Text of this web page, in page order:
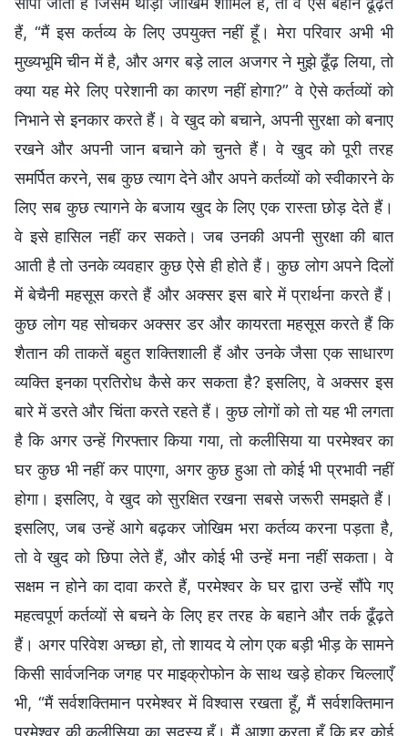
हैं, “मैं इस कर्तव्य के लिए उपयुक्त नहीं हूँ। मेरा परिवार अभी भी
मुख्यभूमि चीन में है, और अगर बड़े लाल अजगर ने मुझे ढूँढ़ लिया, तो
क्या यह मेरे लिए परेशानी का कारण नहीं होगा?” वे ऐसे कर्तव्यों को
निभाने से इनकार करते हैं। वे खुद को बचाने, अपनी सुरक्षा को बनाए
रखने और अपनी जान बचाने को चुनते हैं। वे खुद को पूरी तरह
समर्पित करने, सब कुछ त्याग देने और अपने कर्तव्यों को स्वीकारने के
लिए सब कुछ त्यागने के बजाय खुद के लिए एक रास्ता छोड़ देते हैं।
वे इसे हासिल नहीं कर सकते। जब उनकी अपनी सुरक्षा की बात
आती है तो उनके व्यवहार कुछ ऐसे ही होते हैं। कुछ लोग अपने दिलों
में बेचैनी महसूस करते हैं और अक्सर इस बारे में प्रार्थना करते हैं।
कुछ लोग यह सोचकर अक्सर डर और कायरता महसूस करते हैं कि
शैतान की ताकतें बहुत शक्तिशाली हैं और उनके जैसा एक साधारण
व्यक्ति इनका प्रतिरोध कैसे कर सकता है? इसलिए, वे अक्सर इस
बारे में डरते और चिंता करते रहते हैं। कुछ लोगों को तो यह भी लगता
है कि अगर उन्हें गिरफ्तार किया गया, तो कलीसिया या परमेश्वर का
घर कुछ भी नहीं कर पाएगा, अगर कुछ हुआ तो कोई भी प्रभावी नहीं
होगा। इसलिए, वे खुद को सुरक्षित रखना सबसे जरूरी समझते हैं।
इसलिए, जब उन्हें आगे बढ़कर जोखिम भरा कर्तव्य करना पड़ता है,
तो वे खुद को छिपा लेते हैं, और कोई भी उन्हें मना नहीं सकता। वे
सक्षम न होने का दावा करते हैं, परमेश्वर के घर द्वारा उन्हें सौंपे गए
महत्वपूर्ण कर्तव्यों से बचने के लिए हर तरह के बहाने और तर्क ढूँढ़ते
हैं। अगर परिवेश अच्छा हो, तो शायद ये लोग एक बड़ी भीड़ के सामने
किसी सार्वजनिक जगह पर माइक्रोफोन के साथ खड़े होकर चिल्लाएँ
भी, “मैं सर्वशक्तिमान परमेश्वर में विश्वास रखता हूँ, मैं सर्वशक्तिमान
परमेश्वर की कलीसिया का सदस्य हूँ। मैं आशा करता हूँ कि हर कोई